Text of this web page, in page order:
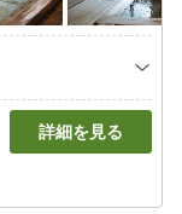
詳細を見る